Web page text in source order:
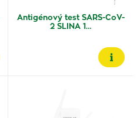
Antigénový test SARS-CoV-
2 SLINA 1…